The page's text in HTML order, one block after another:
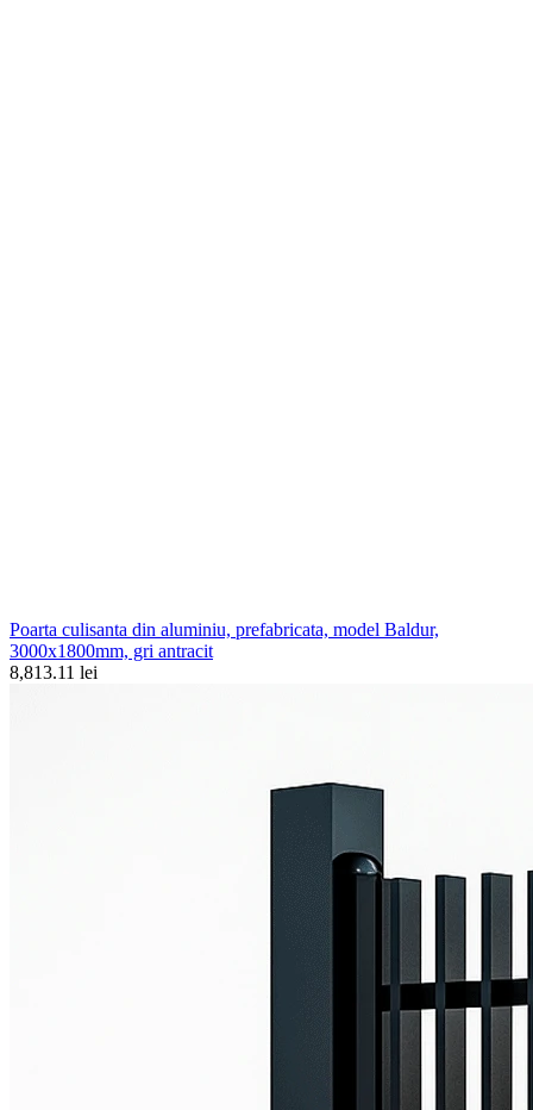
Poarta culisanta din aluminiu, prefabricata, model Baldur,
3000x1800mm, gri antracit
8,813.11 lei